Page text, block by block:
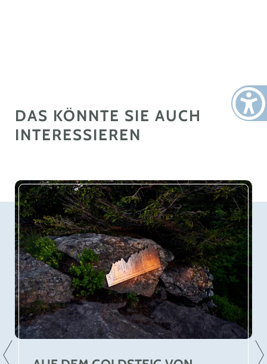
DAS KÖNNTE SIE AUCH
INTERESSIEREN